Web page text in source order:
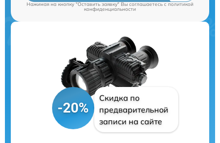
Нажимая на кнопку "Оставить заявку" Вы соглашаетесь cполитикой
конфиденциальности
-20%
Скидка по
предварительной
записи на сайте